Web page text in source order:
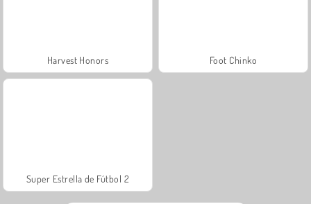
Harvest Honors Foot Chinko
Super Estrella de Fútbol 2